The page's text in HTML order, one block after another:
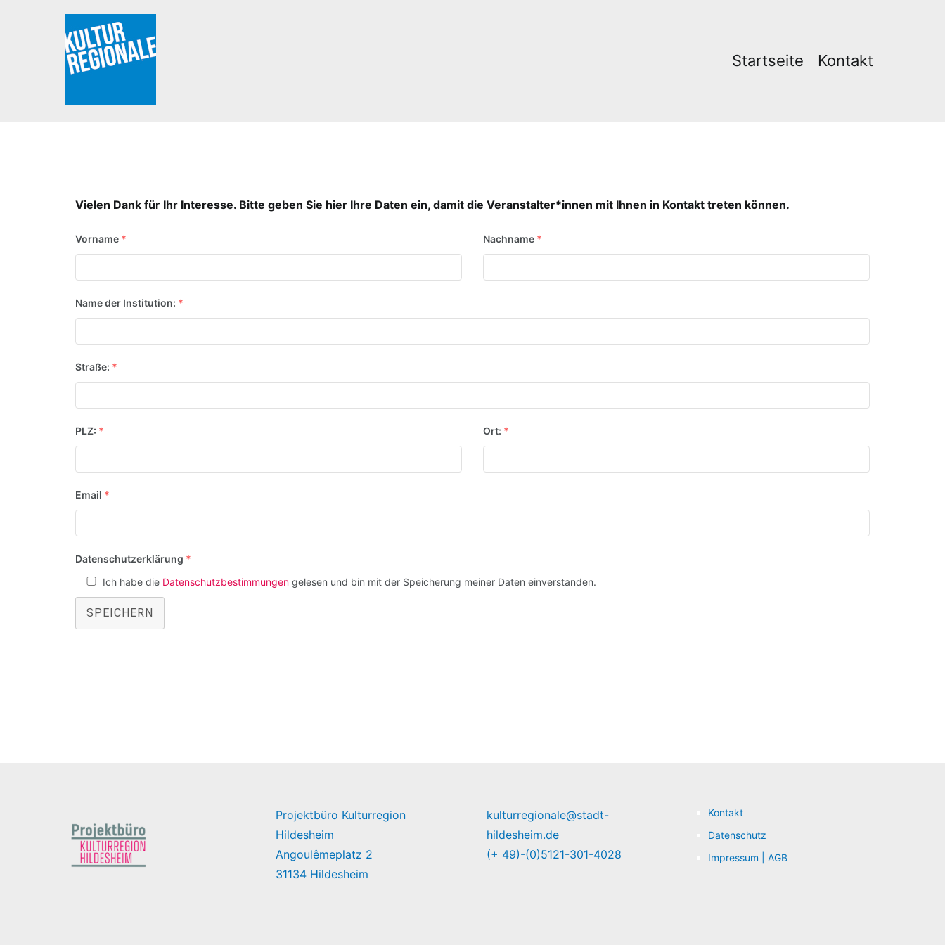
Startseite Kontakt
Vielen Dank für Ihr Interesse. Bitte geben Sie hier Ihre Daten ein, damit die Veranstalter*innen mit Ihnen in Kontakt treten können.
Vorname * Nachname *
Name der Institution: *
Straße: *
PLZ: * Ort: *
Email *
Datenschutzerklärung *
Ich habe die Datenschutzbestimmungen gelesen und bin mit der Speicherung meiner Daten einverstanden.
SPEICHERN
Projektbüro Kulturregion
Hildesheim
Angoulêmeplatz 2
31134 Hildesheim
kulturregionale@stadt-
hildesheim.de
(+ 49)-(0)5121-301-4028
Kontakt
Datenschutz
Impressum | AGB